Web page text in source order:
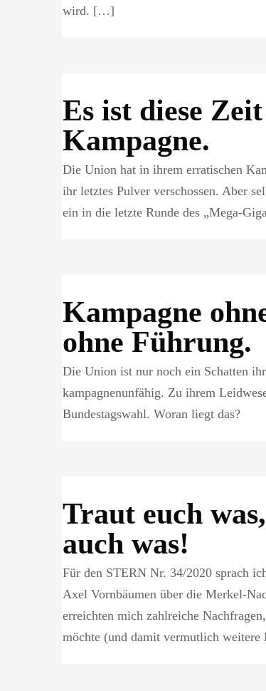
wird. […]
Es ist diese
Kampagne.
Die Union hat in ihrem erratischen
ihr letztes Pulver verschossen. Aber
ein in die letzte Runde des „Mega-
Kampagne
ohne Führung.
Die Union ist nur noch ein Schatten
kampagnenunfähig. Zu ihrem
Bundestagswahl. Woran liegt das?
Traut euch
auch was!
Für den STERN Nr. 34/2020 sprach
Axel Vornbäumen über die Merkel-
erreichten mich zahlreiche
möchte (und damit vermutlich